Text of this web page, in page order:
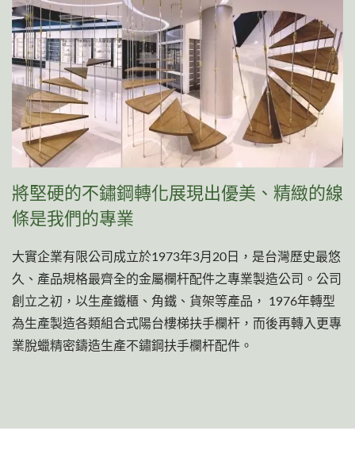
將堅硬的不鏽鋼轉化展現出優美、精緻的線
條是我們的專業
大實企業有限公司成立於1973年3月20日，是台灣歷史最悠
久、產品規格最齊全的金屬欄杆配件之專業製造公司。公司
創立之初，以生產鐵櫃、角鐵、貨架等產品， 1976年轉型
為生產製造各類組合式陽台樓梯扶手欄杆，而後再轉入更專
業脫蠟精密鑄造生產不鏽鋼扶手欄杆配件。